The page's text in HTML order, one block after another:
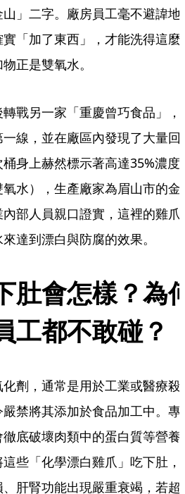
」二字。廠房員工毫不避諱地
「加了東西」，才能洗得這麼
正是雙氧水。
戰另一家「重慶曾巧食品」，
線，並在廠區內發現了大量回
身上赫然標示著高達35%濃度
氧水），生產廠家為眉山市的金
部人員親口證實，這裡的雞爪
達到漂白與防腐的效果。
肚會怎樣？為
工都不敢碰？
劑，通常是用於工業或醫療殺
禁將其添加於食品加工中。專
底破壞肉類中的蛋白質等營養
些「化學漂白雞爪」吃下肚，
肝腎功能出現嚴重衰竭，若超